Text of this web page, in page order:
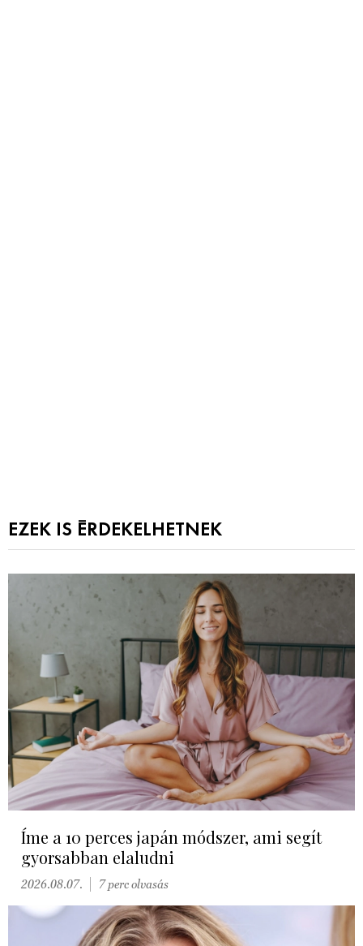
EZEK IS ÉRDEKELHETNEK
Íme a 10 perces japán módszer, ami segít
gyorsabban elaludni
2026.08.07. 7 perc olvasás